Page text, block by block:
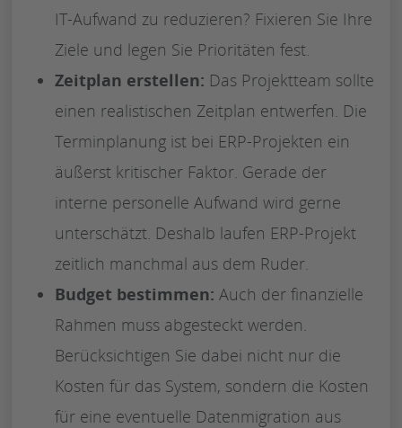
IT-Aufwand zu reduzieren? Fixieren Sie Ihre
Ziele und legen Sie Prioritäten fest.
Zeitplan erstellen: Das Projektteam sollte
einen realistischen Zeitplan entwerfen. Die
Terminplanung ist bei ERP-Projekten ein
äußerst kritischer Faktor. Gerade der
interne personelle Aufwand wird gerne
unterschätzt. Deshalb laufen ERP-Projekt
zeitlich manchmal aus dem Ruder.
Budget bestimmen: Auch der finanzielle
Rahmen muss abgesteckt werden.
Berücksichtigen Sie dabei nicht nur die
Kosten für das System, sondern die Kosten
für eine eventuelle Datenmigration aus